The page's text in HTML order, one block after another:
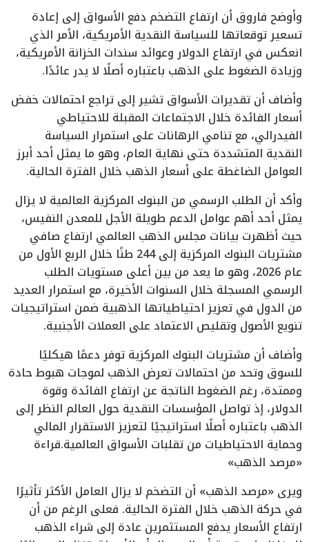
وأوضح فاروق أن ارتفاع التضخم دفع الأسواق إلى إعادة
تسعير توقعاتها للسياسة النقدية الأمريكية، الأمر الذي
انعكس في ارتفاع الدولار وعوائد سندات الخزانة الأمريكية،
وزيادة الضغوط على الذهب باعتباره أصلًا لا يدر عائدًا.
وأضاف أن تقديرات الأسواق تشير إلى تراجع احتمالات خفض
أسعار الفائدة خلال الاجتماعات المقبلة للاحتياطي
الفيدرالي، مع تنامي الرهانات على استمرار السياسة
النقدية المتشددة حتى نهاية العام، وهو ما يمثل أحد أبرز
العوامل الضاغطة على أسعار الذهب خلال الفترة الحالية.
وأكد أن الطلب الرسمي من البنوك المركزية العالمية لا يزال
يمثل أحد أهم عوامل الدعم طويلة الأجل للمعدن النفيس،
حيث أظهرت بيانات مجلس الذهب العالمي ارتفاع صافي
مشتريات البنوك المركزية إلى 244 طنًا خلال الربع الأول من
عام 2026، وهو ما يعد من بين أعلى مستويات الطلب
الرسمي المسجلة خلال السنوات الأخيرة، مع استمرار العديد
من الدول في تعزيز احتياطياتها الذهبية ضمن استراتيجيات
تنويع الأصول وتقليص الاعتماد على العملات الأجنبية.
وأضاف أن مشتريات البنوك المركزية توفر دعمًا هيكليًا
للسوق وتحد من احتمالات تعرض الذهب لموجات هبوط حادة
وممتدة، رغم الضغوط الناتجة عن ارتفاع الفائدة وقوة
الدولار، إذ تواصل المؤسسات النقدية حول العالم النظر إلى
الذهب باعتباره أصلًا استراتيجيًا لتعزيز الاستقرار المالي
وحماية الاحتياطيات من تقلبات الأسواق العالمية.قراءة
«مرصد الذهب»
ويرى «مرصد الذهب» أن التضخم لا يزال العامل الأكثر تأثيرًا
في حركة الذهب خلال الفترة الحالية. فعلى الرغم من أن
ارتفاع الأسعار يدفع المستثمرين عادة إلى شراء الذهب